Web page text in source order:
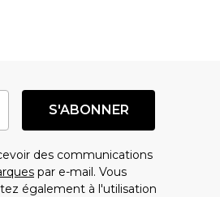
S'ABONNER
des communications
par e-mail. Vous
également à l'utilisation